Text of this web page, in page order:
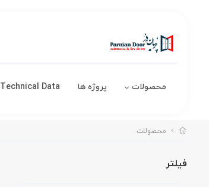
محصولات پروژه ها Technical Data
محصولات
فیلتر